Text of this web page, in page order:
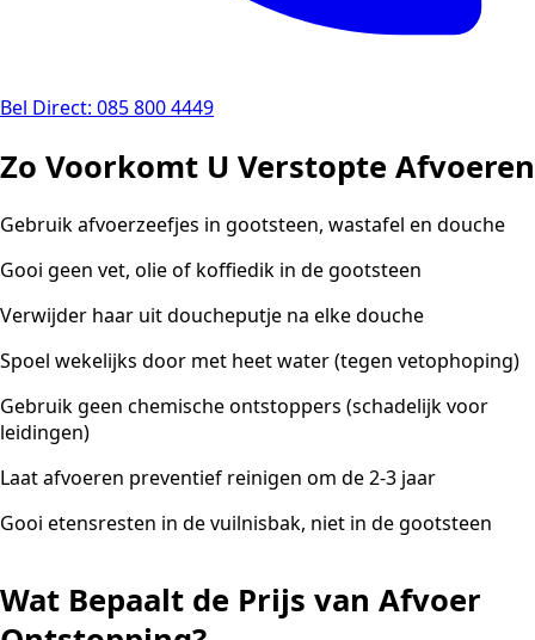
Bel Direct: 085 800 4449
Zo Voorkomt U Verstopte Afvoeren
Gebruik afvoerzeefjes in gootsteen, wastafel en douche
Gooi geen vet, olie of koffiedik in de gootsteen
Verwijder haar uit doucheputje na elke douche
Spoel wekelijks door met heet water (tegen vetophoping)
Gebruik geen chemische ontstoppers (schadelijk voor
leidingen)
Laat afvoeren preventief reinigen om de 2-3 jaar
Gooi etensresten in de vuilnisbak, niet in de gootsteen
Wat Bepaalt de Prijs van Afvoer